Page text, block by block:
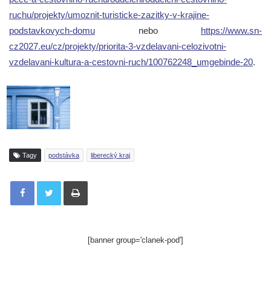
ruchu/projekty/umoznit-turisticke-zazitky-v-krajine-
podstavkovych-domu nebo https://www.sn-
cz2027.eu/cz/projekty/priorita-3-vzdelavani-celozivotni-
vzdelavani-kultura-a-cestovni-ruch/100762248_umgebinde-20.
Tagy podstávka liberecký kraj
Tisknout
[banner group='clanek-pod']